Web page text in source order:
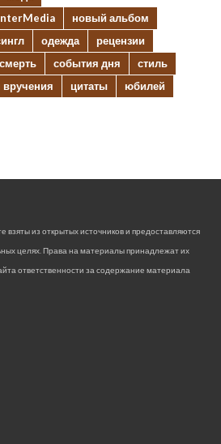
новый альбом
одежда
рецензии
смерть события дня
стиль
цитаты юбилей
из открытых источников и предоставляются
целях. Права на материалы принадлежат их
ответственности за содержание материала